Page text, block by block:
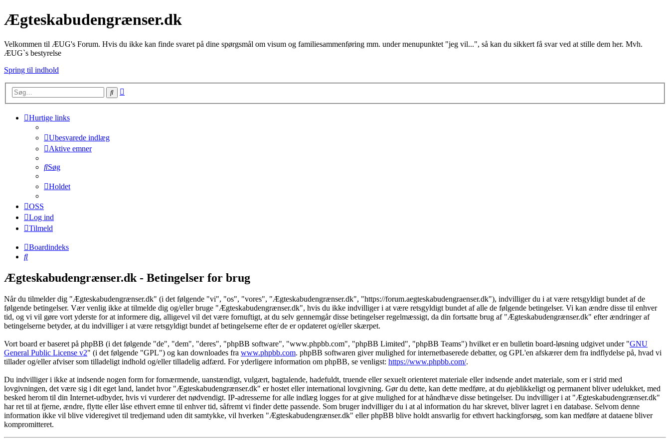
Ægteskabudengrænser.dk
Velkommen til ÆUG's Forum. Hvis du ikke kan finde svaret på dine spørgsmål om visum og familiesammenføring mm. under menupunktet "jeg vil...", så kan du sikkert få svar ved at stille dem her. Mvh.
ÆUG`s bestyrelse
Spring til indhold
Søg
Hurtige links
Ubesvarede indlæg
Aktive emner
Søg
Holdet
OSS
Log ind
Tilmeld
Boardindeks
Søg
Ægteskabudengrænser.dk - Betingelser for brug
Når du tilmelder dig "Ægteskabudengrænser.dk" (i det følgende "vi", "os", "vores", "Ægteskabudengrænser.dk", "https://forum.aegteskabudengraenser.dk"), indvilliger du i at være retsgyldigt bundet af de
følgende betingelser. Vær venlig ikke at tilmelde dig og/eller bruge "Ægteskabudengrænser.dk", hvis du ikke indvilliger i at være retsgyldigt bundet af alle de følgende betingelser. Vi kan ændre disse til enhver
tid, og vi vil gøre vort yderste for at informere dig, alligevel vil det være fornuftigt, at du selv gennemgår disse betingelser regelmæssigt, da din fortsatte brug af "Ægteskabudengrænser.dk" efter ændringer af
betingelserne betyder, at du indvilliger i at være retsgyldigt bundet af betingelserne efter de er opdateret og/eller skærpet.
Vort board er baseret på phpBB (i det følgende "de", "dem", "deres", "phpBB software", "www.phpbb.com", "phpBB Limited", "phpBB Teams") hvilket er en bulletin board-løsning udgivet under "GNU
General Public License v2" (i det følgende "GPL") og kan downloades fra www.phpbb.com. phpBB softwaren giver mulighed for internetbaserede debatter, og GPL'en afskærer dem fra indflydelse på, hvad vi
tillader og/eller afviser som tilladeligt indhold og/eller tilladelig adfærd. For yderligere information om phpBB, se venligst: https://www.phpbb.com/.
Du indvilliger i ikke at indsende nogen form for fornærmende, uanstændigt, vulgært, bagtalende, hadefuldt, truende eller sexuelt orienteret materiale eller indsende andet materiale, som er i strid med
lovgivningen, det være sig i dit eget land, landet hvor "Ægteskabudengrænser.dk" er hostet eller international lovgivning. Gør du dette, kan dette medføre, at du øjeblikkeligt og permanent bliver udelukket, med
besked herom til din Internet-udbyder, hvis vi vurderer det nødvendigt. IP-adresserne for alle indlæg logges for at give mulighed for at håndhæve disse betingelser. Du indvilliger i at "Ægteskabudengrænser.dk"
har ret til at fjerne, ændre, flytte eller låse ethvert emne til enhver tid, såfremt vi finder dette passende. Som bruger indvilliger du i at al information du har skrevet, bliver lagret i en database. Selvom denne
information ikke vil blive videregivet til tredjemand uden dit samtykke, vil hverken "Ægteskabudengrænser.dk" eller phpBB blive holdt ansvarlig for ethvert hackingforsøg, som kan medføre at dataene bliver
kompromitteret.